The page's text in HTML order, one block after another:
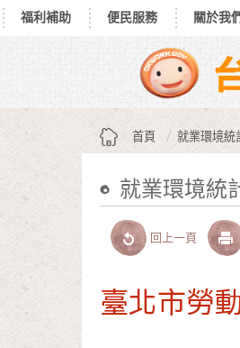
福利補助 便民服務 關於我
首頁 就業環境統
就業環境統
回上一頁
臺北市勞